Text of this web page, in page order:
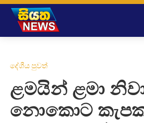
දේශීය පුවත්
ළමයින් ළමා
නොකොට